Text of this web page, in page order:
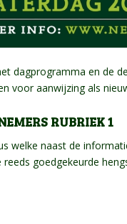
dagprogramma en de
voor aanwijzing als
RUBRIEK 1
welke naast de
goedgekeurde